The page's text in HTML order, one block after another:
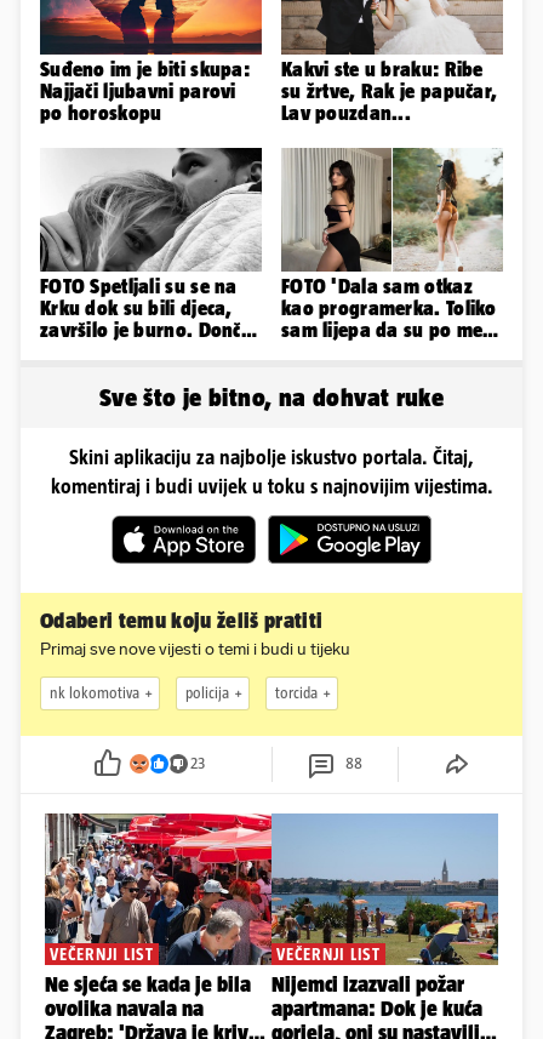
Suđeno im je biti skupa:
Najjači ljubavni parovi
po horoskopu
Kakvi ste u braku: Ribe
su žrtve, Rak je papučar,
Lav pouzdan...
FOTO Spetljali su se na
Krku dok su bili djeca,
završilo je burno. Dončić
FOTO 'Dala sam otkaz
kao programerka. Toliko
sam lijepa da su po meni
Sve što je bitno, na dohvat ruke
Skini aplikaciju za najbolje iskustvo portala. Čitaj,
komentiraj i budi uvijek u toku s najnovijim vijestima.
Odaberi temu koju želiš pratiti
Primaj sve nove vijesti o temi i budi u tijeku
nk lokomotiva policija torcida
23 88